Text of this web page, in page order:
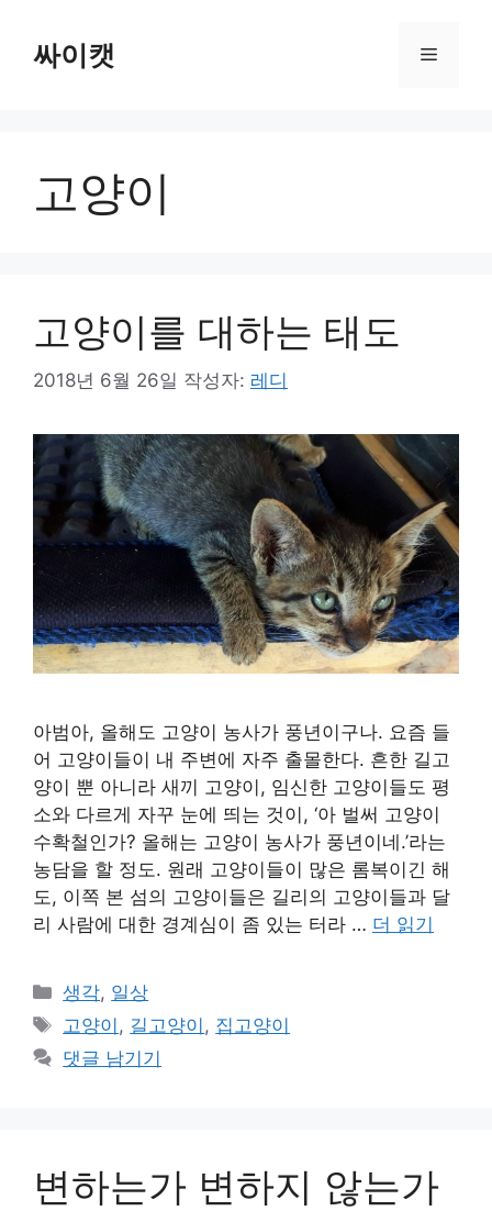
싸이캣 메
고양이
고양이를 대하는 태도
2018년 6월 26일 작성자: 레디
아범아, 올해도 고양이 농사가 풍년이구나. 요즘 들
어 고양이들이 내 주변에 자주 출몰한다. 흔한 길고
양이 뿐 아니라 새끼 고양이, 임신한 고양이들도 평
소와 다르게 자꾸 눈에 띄는 것이, ‘아 벌써 고양이
수확철인가? 올해는 고양이 농사가 풍년이네.’라는
농담을 할 정도. 원래 고양이들이 많은 롬복이긴 해
도, 이쪽 본 섬의 고양이들은 길리의 고양이들과 달
리 사람에 대한 경계심이 좀 있는 터라 … 더 읽기
카
테
리
생각, 일상
태
그
고양이 , 길고양이 , 집고양이
댓글 남기기
변하는가 변하지 않는가